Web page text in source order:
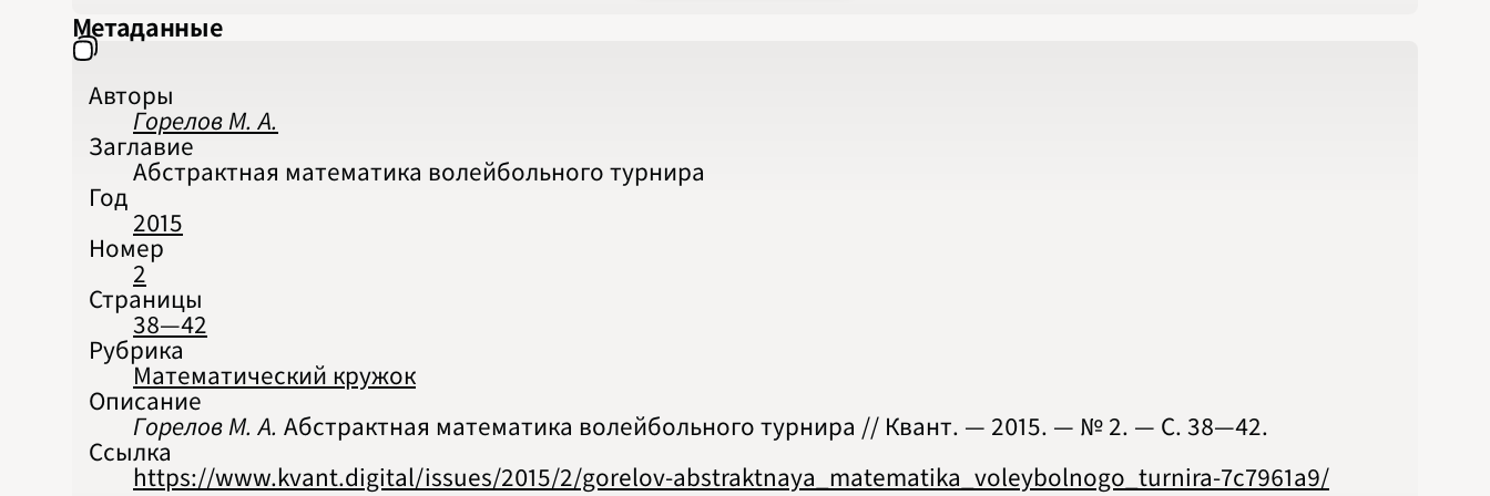
Метаданные
Авторы
Горелов М. А.
Заглавие
Абстрактная математика волейбольного турнира
Год
2015
Номер
2
Страницы
38—42
Рубрика
Математический кружок
Описание
Горелов М. А. Абстрактная математика волейбольного турнира // Квант. — 2015. — № 2. — С. 38‍—‍42.
Ссылка
https://www.kvant.digital/issues/2015/2/gorelov-abstraktnaya_matematika_voleybolnogo_turnira-7c7961a9/